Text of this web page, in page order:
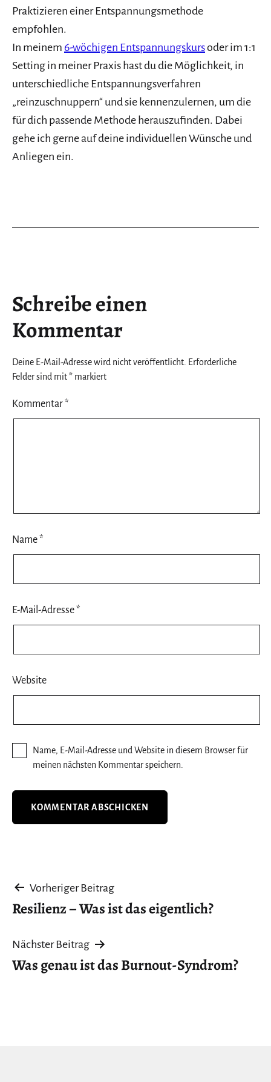
Praktizieren einer Entspannungsmethode
empfohlen.
In meinem 6-wöchigen Entspannungskursoder im 1:1
Setting in meiner Praxis hast du die Möglichkeit, in
unterschiedliche Entspannungsverfahren
„reinzuschnuppern“ und sie kennenzulernen, um die
für dich passende Methode herauszufinden. Dabei
gehe ich gerne auf deine individuellen Wünsche und
Anliegen ein.
Schreibe einen
Kommentar
Deine E-Mail-Adresse wird nicht veröffentlicht. Erforderliche
Felder sind mit* markiert
Kommentar*
Name*
E-Mail-Adresse*
Website
Name, E-Mail-Adresse und Website in diesem Browser für
meinen nächsten Kommentar speichern.
Beitragsnavigation
Vorheriger Beitrag
Resilienz – Was ist das eigentlich?
Nächster Beitrag
Was genau ist das Burnout-Syndrom?